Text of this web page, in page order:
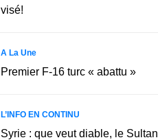
visé!
A La Une
Premier F-16 turc « abattu »
L’INFO EN CONTINU
Syrie : que veut diable, le Sultan